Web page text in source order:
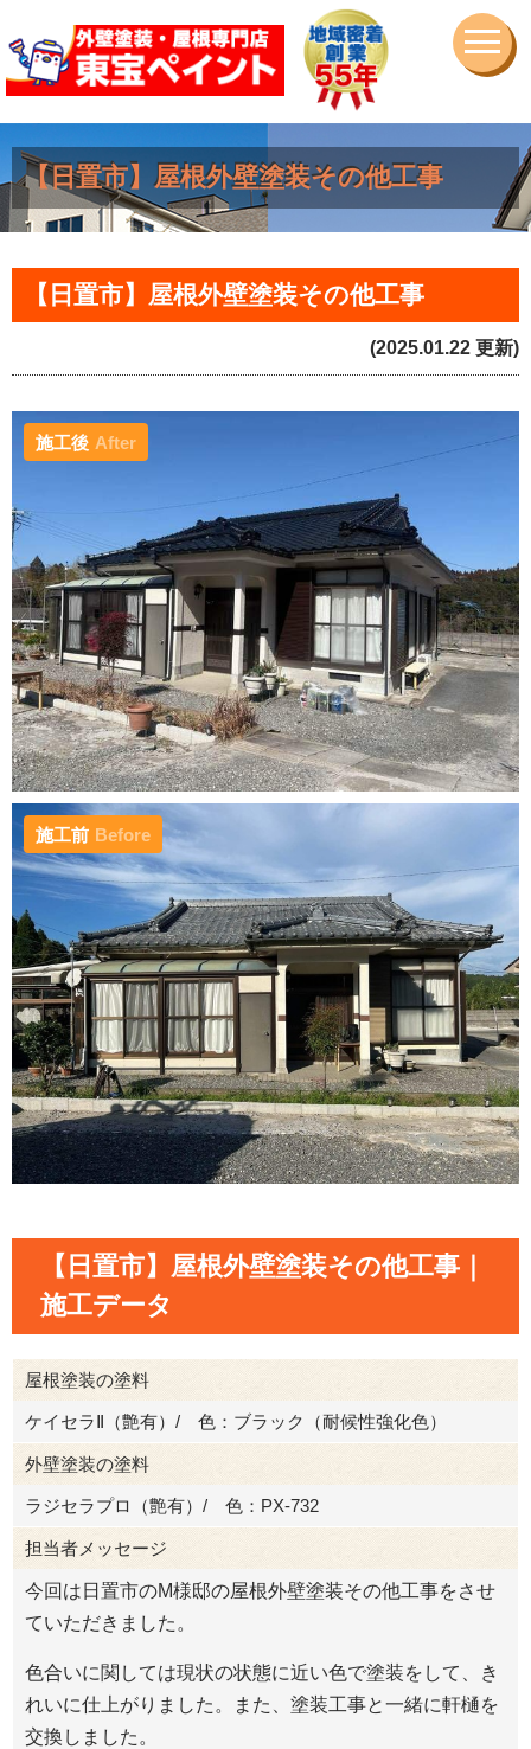
【日置市】屋根外壁塗装その他工事
【日置市】屋根外壁塗装その他工事
(2025.01.22 更新)
施工後 After
施工前 Before
【日置市】屋根外壁塗装その他工事｜
施工データ
屋根塗装の塗料
ケイセラⅡ（艶有）/ 色：ブラック（耐候性強化色）
外壁塗装の塗料
ラジセラプロ（艶有）/ 色：PX-732
担当者メッセージ
今回は日置市のM様邸の屋根外壁塗装その他工事をさせ
ていただきました。
色合いに関しては現状の状態に近い色で塗装をして、き
れいに仕上がりました。また、塗装工事と一緒に軒樋を
交換しました。